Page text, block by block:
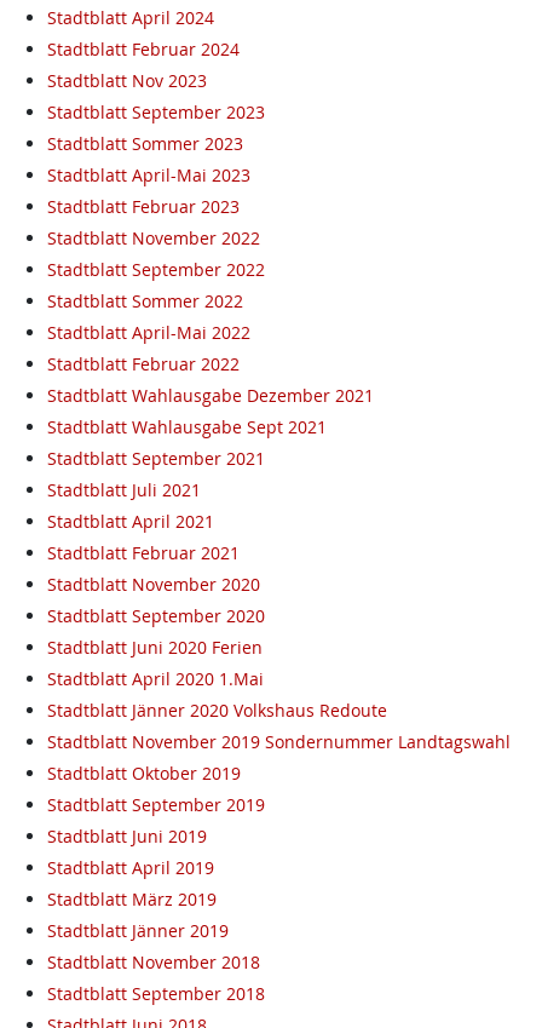
Stadtblatt April 2024
Stadtblatt Februar 2024
Stadtblatt Nov 2023
Stadtblatt September 2023
Stadtblatt Sommer 2023
Stadtblatt April-Mai 2023
Stadtblatt Februar 2023
Stadtblatt November 2022
Stadtblatt September 2022
Stadtblatt Sommer 2022
Stadtblatt April-Mai 2022
Stadtblatt Februar 2022
Stadtblatt Wahlausgabe Dezember 2021
Stadtblatt Wahlausgabe Sept 2021
Stadtblatt September 2021
Stadtblatt Juli 2021
Stadtblatt April 2021
Stadtblatt Februar 2021
Stadtblatt November 2020
Stadtblatt September 2020
Stadtblatt Juni 2020 Ferien
Stadtblatt April 2020 1.Mai
Stadtblatt Jänner 2020 Volkshaus Redoute
Stadtblatt November 2019 Sondernummer Landtagswahl
Stadtblatt Oktober 2019
Stadtblatt September 2019
Stadtblatt Juni 2019
Stadtblatt April 2019
Stadtblatt März 2019
Stadtblatt Jänner 2019
Stadtblatt November 2018
Stadtblatt September 2018